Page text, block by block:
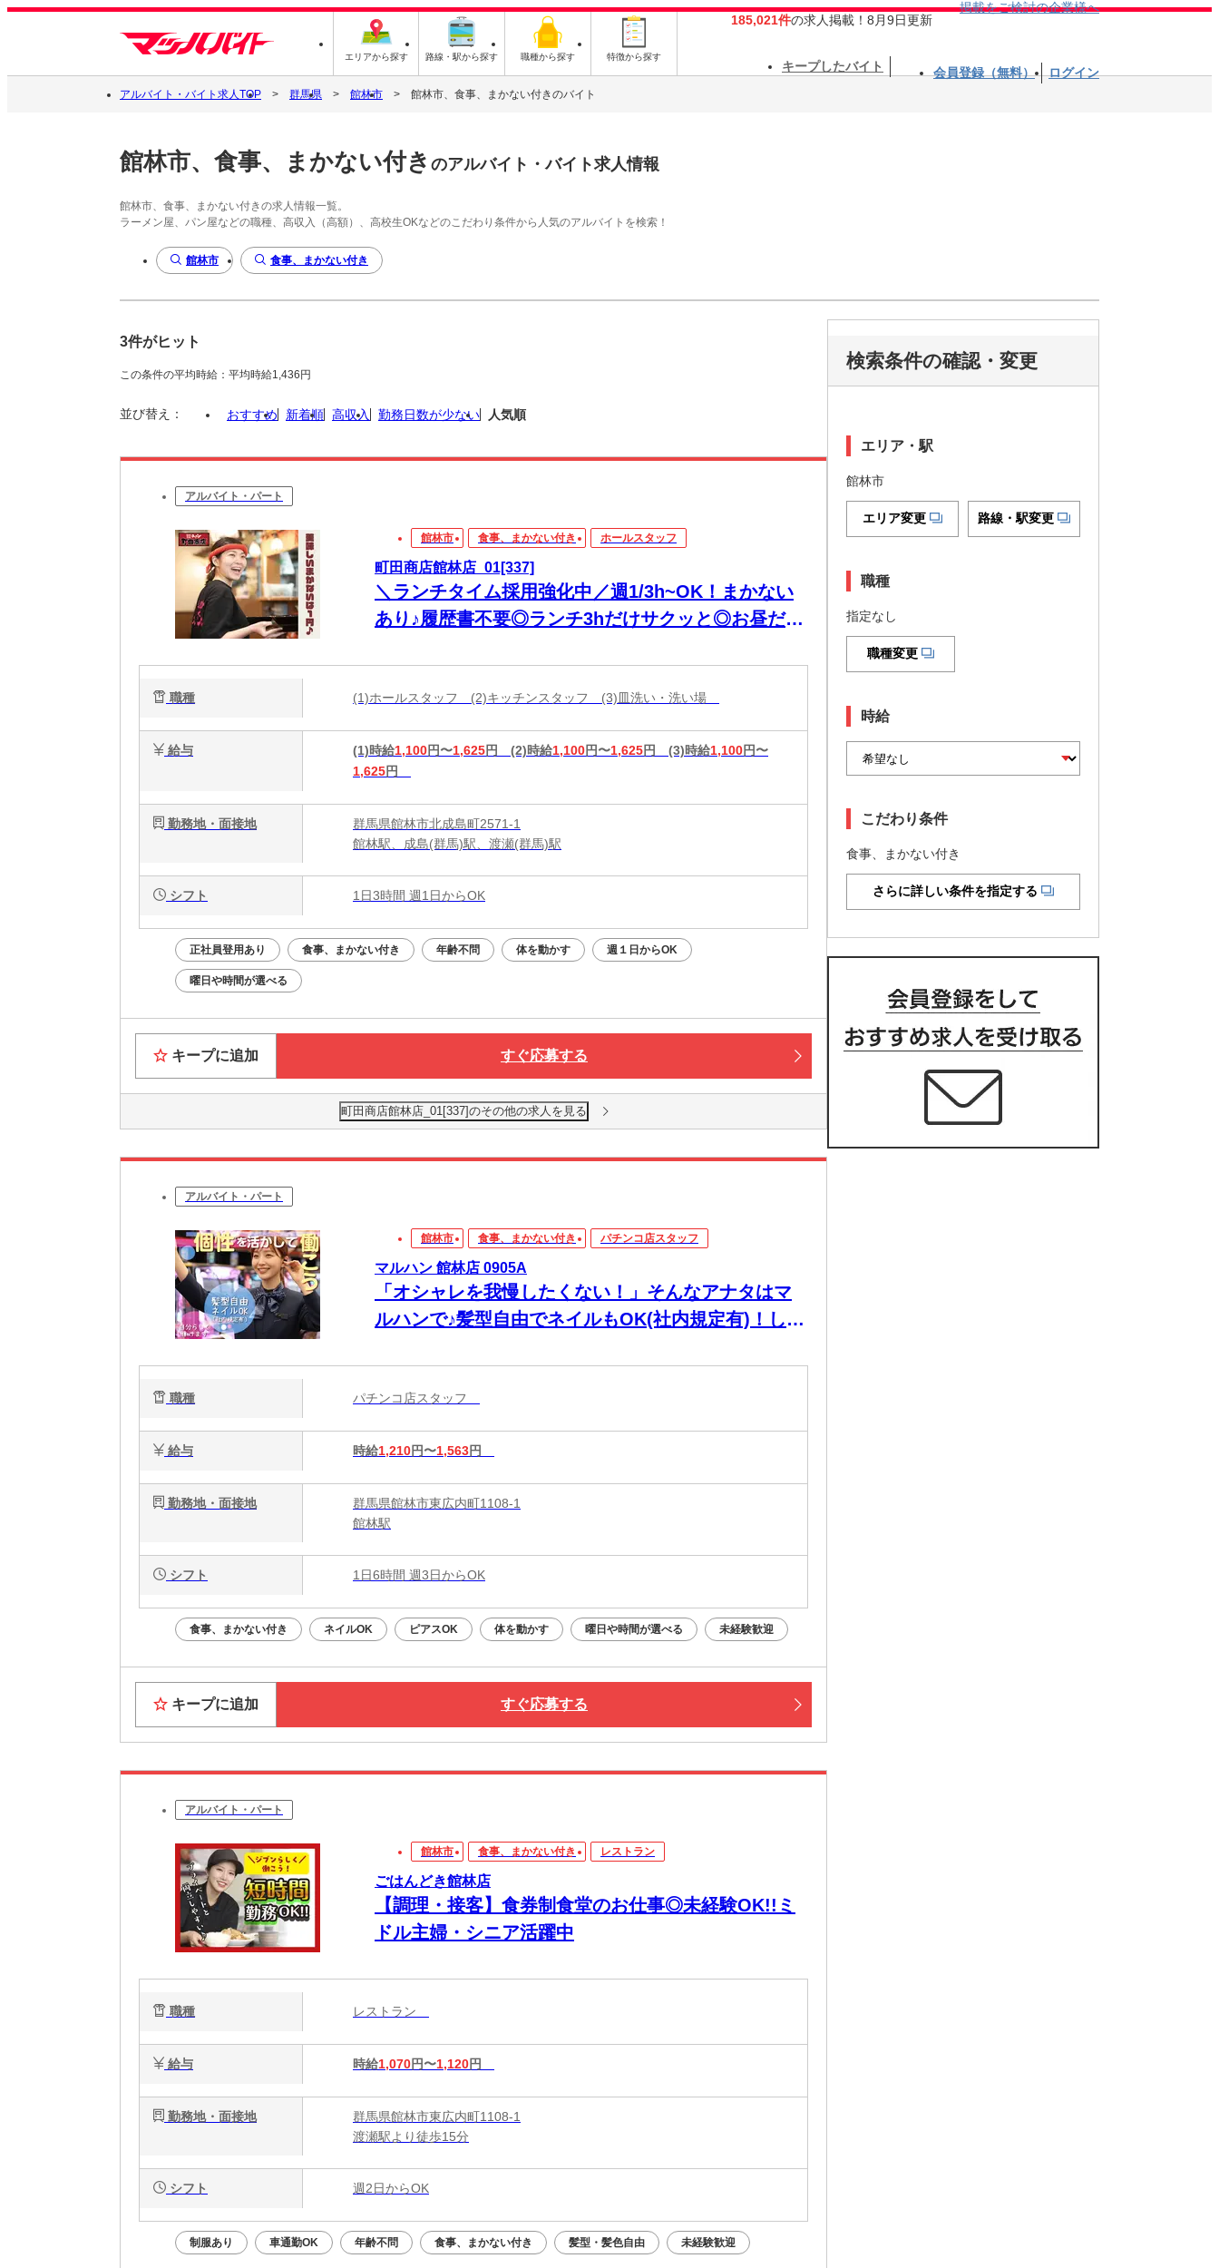
エリアから探す 路線・駅から探す 職種から探す 特徴から探す
185,021件の求人掲載！8月9日更新
掲載をご検討の企業様へ
キープしたバイト 会員登録（無料） ログイン
アルバイト・バイト求人TOP 群馬県 館林市 館林市、食事、まかない付きのバイト
館林市、食事、まかない付き のアルバイト・バイト求人情報
館林市、食事、まかない付きの求人情報一覧。
ラーメン屋、パン屋などの職種、高収入（高額）、高校生OKなどのこだわり条件から人気のアルバイトを検索！
館林市 食事、まかない付き
3件がヒット
この条件の平均時給：平均時給1,436円
並び替え： おすすめ 新着順 高収入 勤務日数が少ない 人気順
アルバイト・パート
館林市 食事、まかない付き ホールスタッフ
町田商店館林店_01[337]
＼ランチタイム採用強化中／週1/3h~OK！まかない
あり♪履歴書不要◎ランチ3hだけサクッと◎お昼だけ
職種 (1)ホールスタッフ (2)キッチンスタッフ (3)皿洗い・洗い場
給与 (1)時給1,100円〜1,625円 (2)時給1,100円〜1,625円 (3)時給1,100円〜
1,625円
勤務地・面接地
群馬県館林市北成島町2571-1
館林駅、成島(群馬)駅、渡瀬(群馬)駅
シフト 1日3時間 週1日からOK
正社員登用あり 食事、まかない付き 年齢不問 体を動かす 週１日からOK
曜日や時間が選べる
キープに追加 すぐ応募する
町田商店館林店_01[337]のその他の求人を見る
アルバイト・パート
館林市 食事、まかない付き パチンコ店スタッフ
マルハン 館林店 0905A
「オシャレを我慢したくない！」そんなアナタはマ
ルハンで♪髪型自由でネイルもOK(社内規定有)！しか
職種 パチンコ店スタッフ
給与 時給1,210円〜1,563円
勤務地・面接地
群馬県館林市東広内町1108-1
館林駅
シフト 1日6時間 週3日からOK
食事、まかない付き ネイルOK ピアスOK 体を動かす 曜日や時間が選べる 未経験歓迎
キープに追加 すぐ応募する
アルバイト・パート
館林市 食事、まかない付き レストラン
ごはんどき館林店
【調理・接客】食券制食堂のお仕事◎未経験OK!!ミ
ドル主婦・シニア活躍中
職種 レストラン
給与 時給1,070円〜1,120円
勤務地・面接地
群馬県館林市東広内町1108-1
渡瀬駅より徒歩15分
シフト 週2日からOK
制服あり 車通勤OK 年齢不問 食事、まかない付き 髪型・髪色自由 未経験歓迎
検索条件の確認・変更
エリア・駅
館林市
エリア変更 路線・駅変更
職種
指定なし
職種変更
時給
こだわり条件
食事、まかない付き
さらに詳しい条件を指定する